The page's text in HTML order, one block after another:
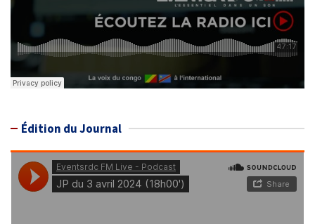
Édition du Journal